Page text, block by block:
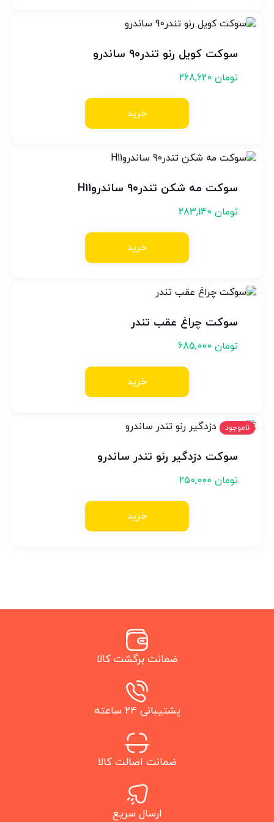
سوکت کویل رنو تندر۹۰ ساندرو
تومان268,620
خرید
سوکت مه شکن تندر۹۰ ساندروH11
تومان283,140
خرید
سوکت چراغ عقب تندر
تومان685,000
خرید
ناموجود
سوکت دزدگیر رنو تندر ساندرو
تومان250,000
خرید
ضمانت برگشت کالا
پشتیبانی 24 ساعته
ضمانت اصالت کالا
ارسال سریع